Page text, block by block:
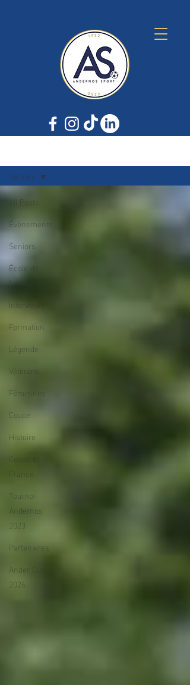
All Posts
Évènements
Seniors
École de
football
Interviews
Formation
Légende
Vétérans
Féminines
Coupe
Histoire
Coupe de
France
Tournoi
Andernos
2023
Partenaires
Ander Cup
2026
Seniors